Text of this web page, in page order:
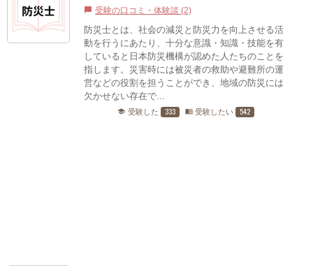
chat_bubble 受験の口コミ・体験談 (2)
防災士とは、社会の減災と防災力を向上させる活
動を行うにあたり、十分な意識・知識・技能を有
していると日本防災機構が認めた人たちのことを
指します。災害時には被災者の救助や避難所の運
営などの役割を担うことができ、地域の防災には
欠かせない存在で...
school 受験した 333 menu_book 受験したい 542